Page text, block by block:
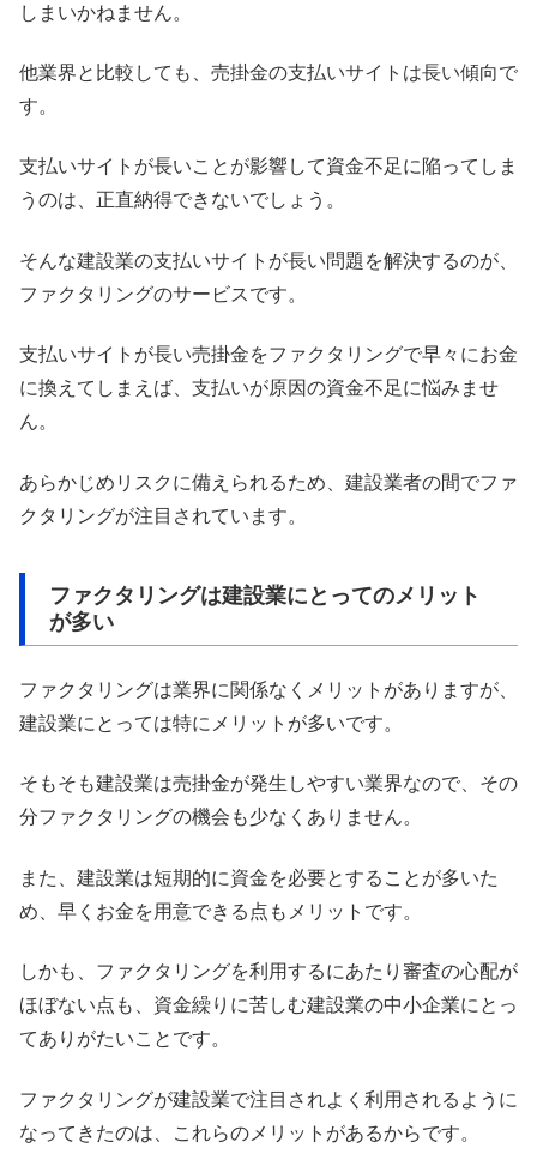
しまいかねません。
他業界と比較しても、売掛金の支払いサイトは長い傾向で
す。
支払いサイトが長いことが影響して資金不足に陥ってしま
うのは、正直納得できないでしょう。
そんな建設業の支払いサイトが長い問題を解決するのが、
ファクタリングのサービスです。
支払いサイトが長い売掛金をファクタリングで早々にお金
に換えてしまえば、支払いが原因の資金不足に悩みませ
ん。
あらかじめリスクに備えられるため、建設業者の間でファ
クタリングが注目されています。
ファクタリングは建設業にとってのメリット
が多い
ファクタリングは業界に関係なくメリットがありますが、
建設業にとっては特にメリットが多いです。
そもそも建設業は売掛金が発生しやすい業界なので、その
分ファクタリングの機会も少なくありません。
また、建設業は短期的に資金を必要とすることが多いた
め、早くお金を用意できる点もメリットです。
しかも、ファクタリングを利用するにあたり審査の心配が
ほぼない点も、資金繰りに苦しむ建設業の中小企業にとっ
てありがたいことです。
ファクタリングが建設業で注目されよく利用されるように
なってきたのは、これらのメリットがあるからです。